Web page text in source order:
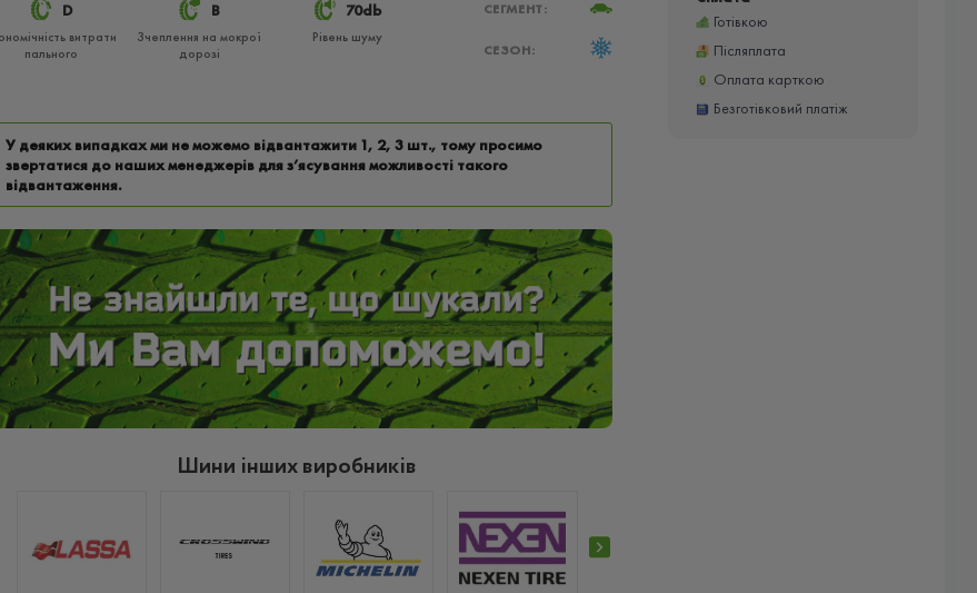
D
витрати
пального
B
Зчеплення на мокрої
дорозі
70db
Рівень шуму
СЕГМЕНТ:
СЕЗОН:
У деяких випадках ми не можемо відвантажити 1, 2, 3 шт., тому просимо
звертатися до наших менеджерів для з’ясування можливості такого
відвантаження.
Готівкою
Післяплата
Оплата карткою
Безготівковий платіж
Шини інших виробників